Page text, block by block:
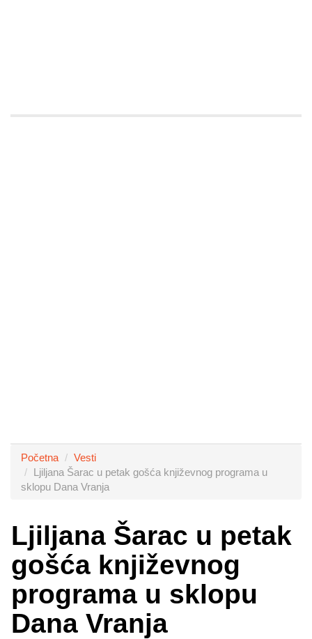
Početna
Vesti
Ljiljana Šarac u petak gošća književnog programa u
sklopu Dana Vranja
Ljiljana Šarac u petak
gošća književnog
programa u sklopu
Dana Vranja